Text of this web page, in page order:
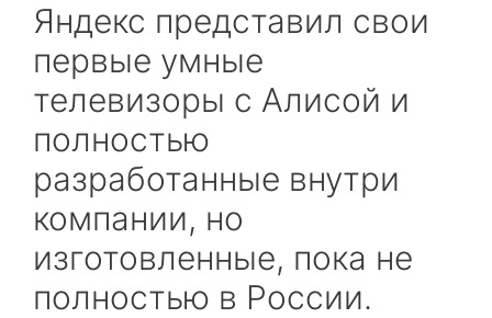
Яндекс представил свои
первые умные
телевизоры с Алисой и
полностью
разработанные внутри
компании, но
изготовленные, пока не
полностью в России.